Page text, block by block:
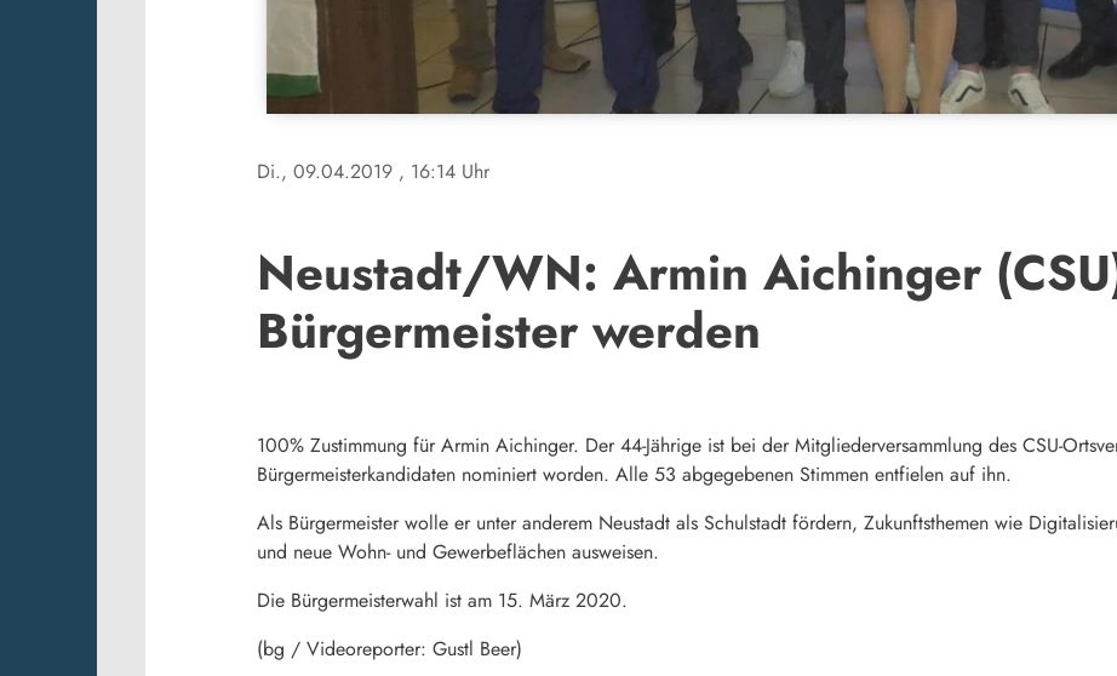
Di., 09.04.2019 , 16:14 Uhr
Neustadt/WN: Armin Aichinger
Bürgermeister werden
100% Zustimmung für Armin Aichinger. Der 44-Jährige ist bei der Mitgliederversammlung des CSU-
Bürgermeisterkandidaten nominiert worden. Alle 53 abgegebenen Stimmen entfielen auf ihn.
Als Bürgermeister wolle er unter anderem Neustadt als Schulstadt fördern, Zukunftsthemen wie
und neue Wohn- und Gewerbeflächen ausweisen.
Die Bürgermeisterwahl ist am 15. März 2020.
(bg / Videoreporter: Gustl Beer)